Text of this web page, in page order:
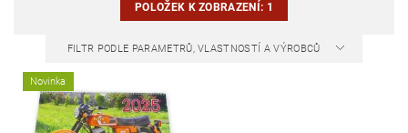
POLOŽEK K ZOBRAZENÍ: 1
FILTR PODLE PARAMETRŮ, VLASTNOSTÍ A VÝROBCŮ
Novinka